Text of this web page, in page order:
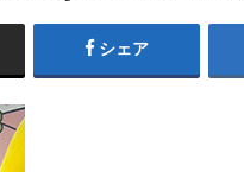
シェア